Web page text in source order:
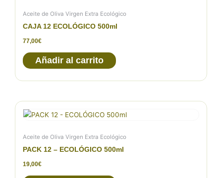
Aceite de Oliva Virgen Extra Ecológico
CAJA 12 ECOLÓGICO 500ml
77,00€
Añadir al carrito
Aceite de Oliva Virgen Extra Ecológico
PACK 12 – ECOLÓGICO 500ml
19,00€